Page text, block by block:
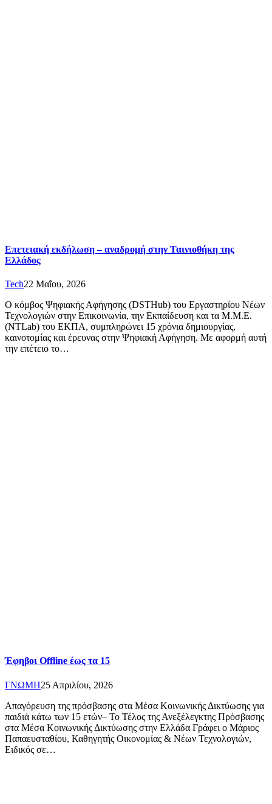
Επετειακή εκδήλωση – αναδρομή στην Ταινιοθήκη της
Ελλάδος
Tech22 Μαΐου, 2026
Ο κόμβος Ψηφιακής Αφήγησης (DSTHub) του Εργαστηρίου Νέων
Τεχνολογιών στην Επικοινωνία, την Εκπαίδευση και τα Μ.Μ.Ε.
(NTLab) του ΕΚΠΑ, συμπληρώνει 15 χρόνια δημιουργίας,
καινοτομίας και έρευνας στην Ψηφιακή Αφήγηση. Με αφορμή αυτή
την επέτειο το…
Έφηβοι Offline έως τα 15
ΓΝΩΜΗ25 Απριλίου, 2026
Απαγόρευση της πρόσβασης στα Mέσα Κοινωνικής Δικτύωσης για
παιδιά κάτω των 15 ετών– Το Τέλος της Ανεξέλεγκτης Πρόσβασης
στα Μέσα Κοινωνικής Δικτύωσης στην Ελλάδα Γράφει ο Μάριος
Παπαευσταθίου, Καθηγητής Οικονομίας & Νέων Τεχνολογιών,
Ειδικός σε…